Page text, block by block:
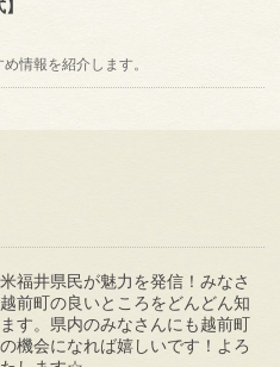
情報を紹介します。
福井県民が魅力を発信！みなさ
前町の良いところをどんどん知
す。県内のみなさんにも越前町
機会になれば嬉しいです！よろ